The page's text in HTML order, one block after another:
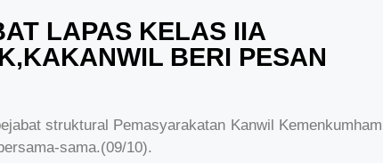
LAPAS KELAS IIA
BERI PESAN
struktural Pemasyarakatan Kanwil Kemenkumham
sama.(09/10).